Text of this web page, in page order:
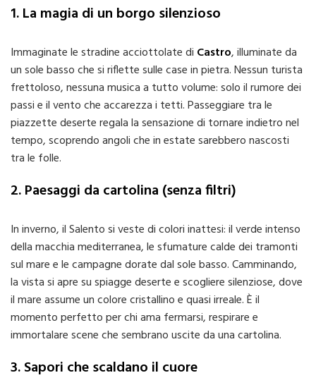
1. La magia di un borgo silenzioso
Immaginate le stradine acciottolate di Castro, illuminate da
un sole basso che si riflette sulle case in pietra. Nessun turista
frettoloso, nessuna musica a tutto volume: solo il rumore dei
passi e il vento che accarezza i tetti. Passeggiare tra le
piazzette deserte regala la sensazione di tornare indietro nel
tempo, scoprendo angoli che in estate sarebbero nascosti
tra le folle.
2. Paesaggi da cartolina (senza filtri)
In inverno, il Salento si veste di colori inattesi: il verde intenso
della macchia mediterranea, le sfumature calde dei tramonti
sul mare e le campagne dorate dal sole basso. Camminando,
la vista si apre su spiagge deserte e scogliere silenziose, dove
il mare assume un colore cristallino e quasi irreale. È il
momento perfetto per chi ama fermarsi, respirare e
immortalare scene che sembrano uscite da una cartolina.
3. Sapori che scaldano il cuore